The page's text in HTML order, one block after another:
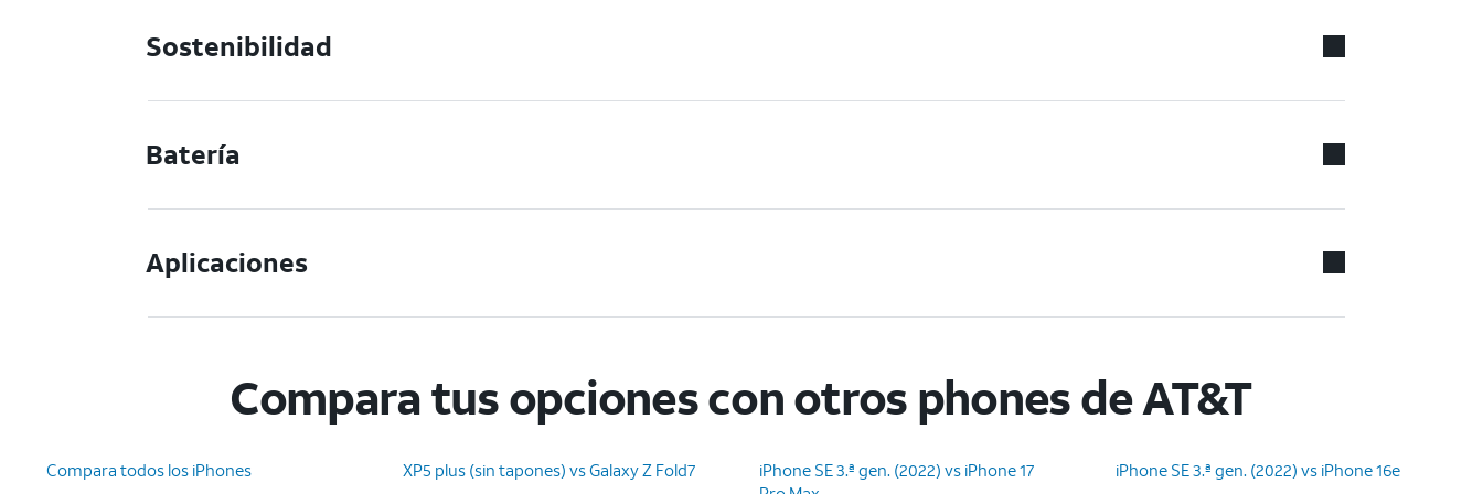
Sostenibilidad
Batería
Aplicaciones
Compara tus opciones con otros phones de AT&T
Compara todos los iPhones XP5 plus (sin tapones) vs Galaxy Z Fold7
iPhone SE 3.ª gen. (2022) vs iPhone 17
iPhone SE 3.ª gen. (2022) vs iPhone 16e